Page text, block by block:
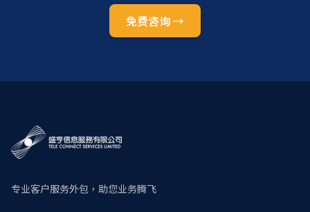
免费咨询→
专业客户服务外包，助您业务腾飞